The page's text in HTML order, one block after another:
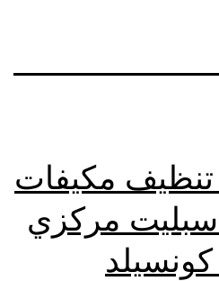
تنظيف مكيفات
سبليت مركزي